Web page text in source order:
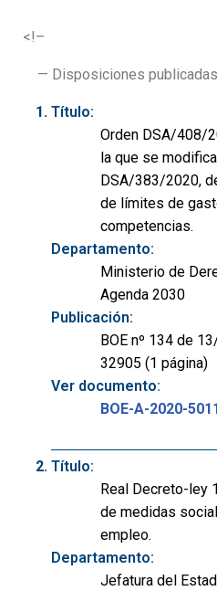
<!–
— Disposiciones publicadas
Título:
Orden DSA/408/
la que se
DSA/383/2020,
de límites de
competencias.
Departamento:
Ministerio de
Agenda 2030
Publicación:
BOE nº 134 de
32905 (1 página)
Ver documento:
BOE-A-2020-5011
Título:
Real Decreto-ley
de medidas
empleo.
Departamento:
Jefatura del